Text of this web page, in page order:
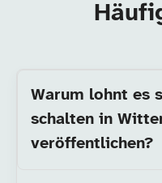
Warum lohnt es
schalten in
veröffentlichen?